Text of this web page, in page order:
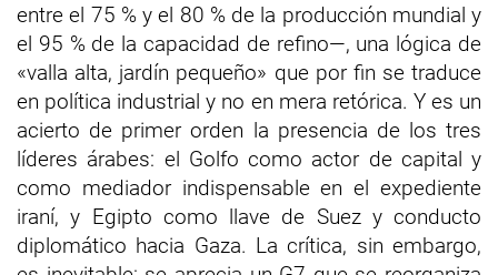
entre el 75 % y el 80 % de la producción mundial y
el 95 % de la capacidad de refino—, una lógica de
«valla alta, jardín pequeño» que por fin se traduce
en política industrial y no en mera retórica. Y es un
acierto de primer orden la presencia de los tres
líderes árabes: el Golfo como actor de capital y
como mediador indispensable en el expediente
iraní, y Egipto como llave de Suez y conducto
diplomático hacia Gaza. La crítica, sin embargo,